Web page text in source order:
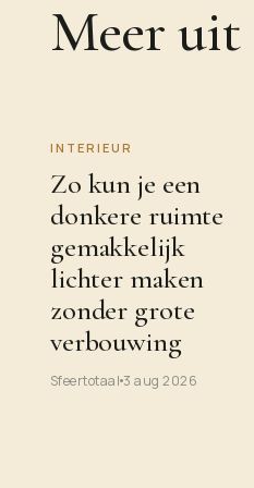
Meer uit
INTERIEUR
Zo kun je een
donkere ruimte
gemakkelijk
lichter maken
zonder grote
verbouwing
Sfeertotaal3 aug 2026